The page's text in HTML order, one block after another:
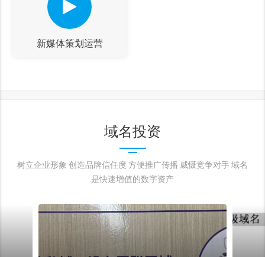
新媒体策划运营
域名投资
树立企业形象 创造品牌信任度 方便推广传播 威慑竞争对手 域名
是快速增值的数字资产